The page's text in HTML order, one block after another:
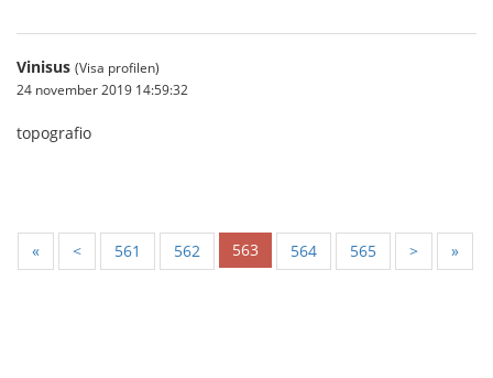
Vinisus (Visa profilen)
24 november 2019 14:59:32
topografio
« < 561 562 563 564 565 > »